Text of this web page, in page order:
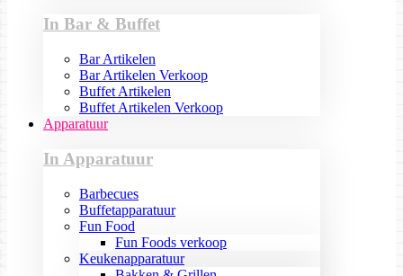
In Bar & Buffet
Bar Artikelen
Bar Artikelen Verkoop
Buffet Artikelen
Buffet Artikelen Verkoop
Apparatuur
In Apparatuur
Barbecues
Buffetapparatuur
Fun Food
Fun Foods verkoop
Keukenapparatuur